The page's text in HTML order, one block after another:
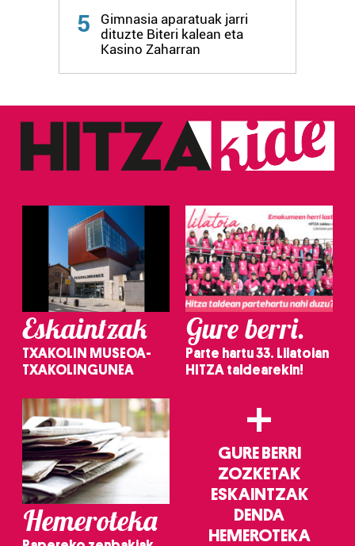
fitxategiak erabiltzen ditu. Zure esperientzia eta
zerbitzuak hobetzeko asmoz, cookie teknologiaz
5
Gimnasia aparatuak jarri
dituzte Biteri kalean eta
Kasino Zaharran
Eskaintzak
TXAKOLIN MUSEOA-
TXAKOLINGUNEA
Gure berri.
Parte hartu 33. Lilatoian
HITZA taldearekin!
Hemeroteka
+
GURE BERRI
ZOZKETAK
ESKAINTZAK
DENDA
HEMEROTEKA